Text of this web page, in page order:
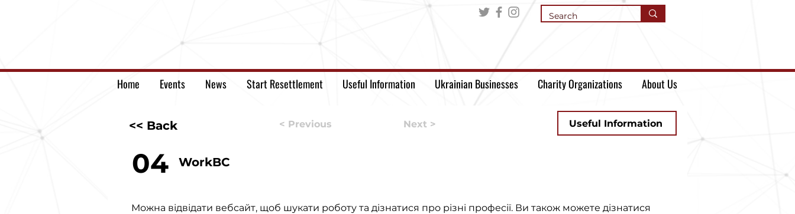
Home Events News Start Resettlement Useful Information Ukrainian Businesses Charity Organizations About Us
<< Back < Previous Next > Useful Information
04 WorkBC
Можна відвідати вебсайт, щоб шукати роботу та дізнатися про різні професії. Ви також можете дізнатися